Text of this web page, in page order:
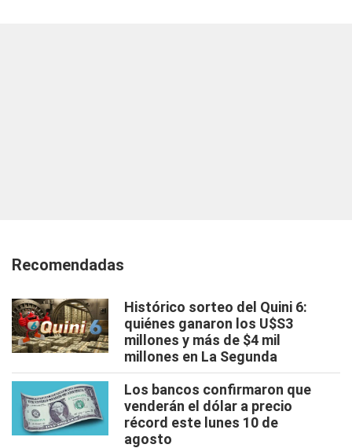
Recomendadas
Histórico sorteo del Quini 6:
quiénes ganaron los U$S3
millones y más de $4 mil
millones en La Segunda
Los bancos confirmaron que
venderán el dólar a precio
récord este lunes 10 de
agosto